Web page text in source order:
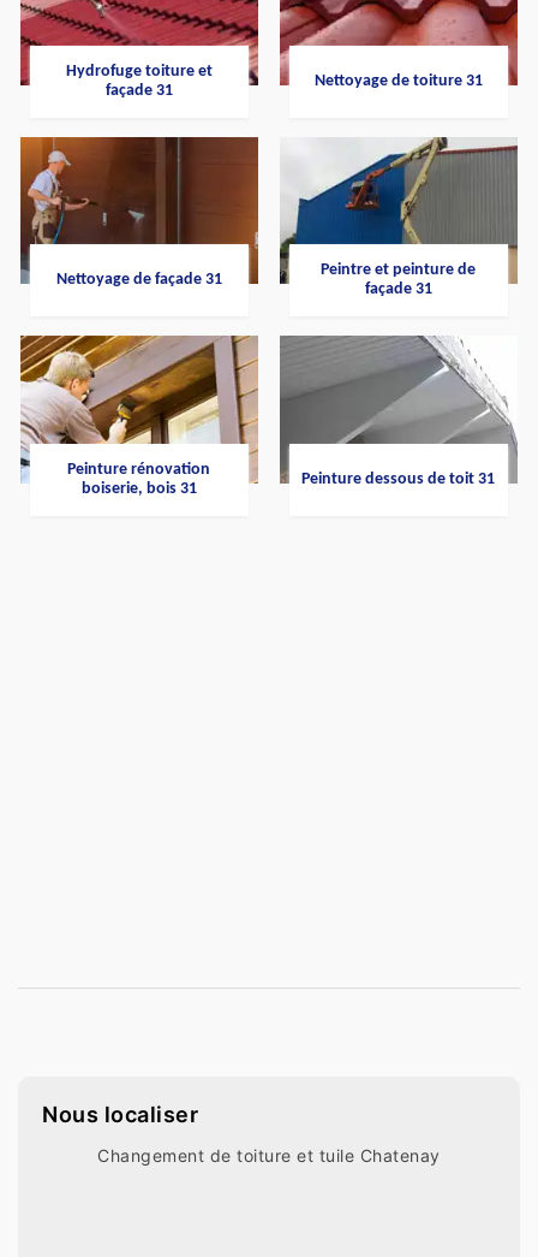
Hydrofuge toiture et
façade 31
Nettoyage de toiture 31
Nettoyage de façade 31
Peintre et peinture de
façade 31
Peinture rénovation
boiserie, bois 31
Peinture dessous de toit 31
Nous localiser
Changement de toiture et tuile Chatenay